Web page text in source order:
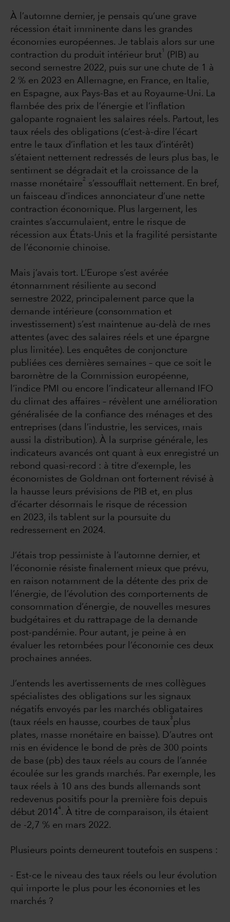
À l’automne dernier, je pensais qu’une grave
récession était imminente dans les grandes
économies européennes. Je tablais alors sur une
contraction du produit intérieur brut
1
(PIB) au
second semestre 2022, puis sur une chute de 1 à
2 % en 2023 en Allemagne, en France, en Italie,
en Espagne, aux Pays-Bas et au Royaume-Uni. La
flambée des prix de l’énergie et l’inflation
galopante rognaient les salaires réels. Partout, les
taux réels des obligations (c’est-à-dire l’écart
entre le taux d’inflation et les taux d’intérêt)
s’étaient nettement redressés de leurs plus bas, le
sentiment se dégradait et la croissance de la
masse monétaire
2
s’essoufflait nettement. En bref,
un faisceau d’indices annonciateur d’une nette
contraction économique. Plus largement, les
craintes s’accumulaient, entre le risque de
récession aux États-Unis et la fragilité persistante
de l’économie chinoise.
Mais j’avais tort. L’Europe s’est avérée
étonnamment résiliente au second
semestre 2022, principalement parce que la
demande intérieure (consommation et
investissement) s’est maintenue au-delà de mes
attentes (avec des salaires réels et une épargne
plus limitée). Les enquêtes de conjoncture
publiées ces dernières semaines – que ce soit le
baromètre de la Commission européenne,
l’indice PMI ou encore l’indicateur allemand IFO
du climat des affaires – révèlent une amélioration
généralisée de la confiance des ménages et des
entreprises (dans l’industrie, les services, mais
aussi la distribution). À la surprise générale, les
indicateurs avancés ont quant à eux enregistré un
rebond quasi-record : à titre d’exemple, les
économistes de Goldman ont fortement révisé à
la hausse leurs prévisions de PIB et, en plus
d’écarter désormais le risque de récession
en 2023, ils tablent sur la poursuite du
redressement en 2024.
J’étais trop pessimiste à l’automne dernier, et
l’économie résiste finalement mieux que prévu,
en raison notamment de la détente des prix de
l’énergie, de l’évolution des comportements de
consommation d’énergie, de nouvelles mesures
budgétaires et du rattrapage de la demande
post-pandémie. Pour autant, je peine à en
évaluer les retombées pour l’économie ces deux
prochaines années.
J’entends les avertissements de mes collègues
spécialistes des obligations sur les signaux
négatifs envoyés par les marchés obligataires
(taux réels en hausse, courbes de taux
3
plus
plates, masse monétaire en baisse). D’autres ont
mis en évidence le bond de près de 300 points
de base (pb) des taux réels au cours de l’année
écoulée sur les grands marchés. Par exemple, les
taux réels à 10 ans des bunds allemands sont
redevenus positifs pour la première fois depuis
début 2014
4
. À titre de comparaison, ils étaient
de -2,7 % en mars 2022.
Plusieurs points demeurent toutefois en suspens :
- Est-ce le niveau des taux réels ou leur évolution
qui importe le plus pour les économies et les
marchés ?